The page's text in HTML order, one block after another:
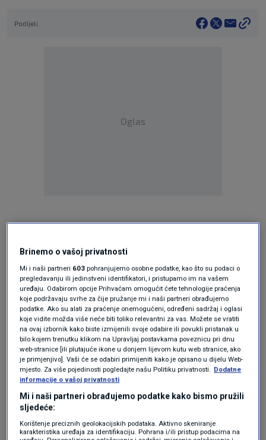
Podijeli
Oglas
Oglas
Brinemo o vašoj privatnosti
Mi i naši partneri 603 pohranjujemo osobne podatke, kao što su podaci o
pregledavanju ili jedinstveni identifikatori, i pristupamo im na vašem
uređaju. Odabirom opcije Prihvaćam omogućit ćete tehnologije praćenja
koje podržavaju svrhe za čije pružanje mi i naši partneri obrađujemo
podatke. Ako su alati za praćenje onemogućeni, određeni sadržaj i oglasi
koje vidite možda više neće biti toliko relevantni za vas. Možete se vratiti
na ovaj izbornik kako biste izmijenili svoje odabire ili povukli pristanak u
bilo kojem trenutku klikom na Upravljaj postavkama poveznicu pri dnu
web-stranice [ili plutajuće ikone u donjem lijevom kutu web stranice, ako
je primjenjivo]. Vaši će se odabiri primijeniti kako je opisano u dijelu Web-
mjesto. Za više pojedinosti pogledajte našu Politiku privatnosti. Dodatne
informacije o vašoj privatnosti
Mi i naši partneri obrađujemo podatke kako bismo pružili
sljedeće:
Korištenje preciznih geolokacijskih podataka. Aktivno skeniranje
karakteristika uređaja za identifikaciju. Pohrana i/ili pristup podacima na